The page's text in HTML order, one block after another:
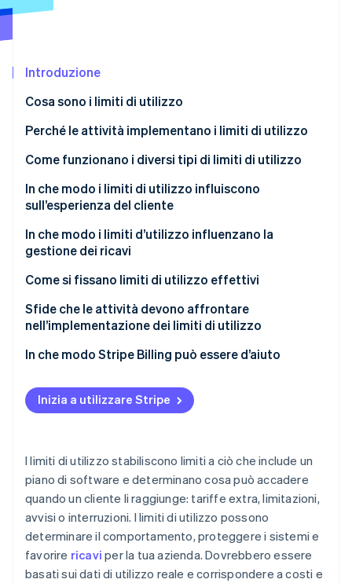
Scopri cosa ti aspetta
Atlas
Climate
Rimozione del carbonio
Verifica online dell'identità
Stripe Sessions 2026
Guarda ora
Introduzione
Cosa sono i limiti di utilizzo
Perché le attività implementano i limiti di utilizzo
Mantenere stabili i sistemi
Mantenere intatti i margini
Incoraggiare gli upgrade
Abbinare il prezzo al valore
Collocare barriere per impedire gli abusi
Come funzionano i diversi tipi di limiti di utilizzo
In che modo i limiti di utilizzo influiscono
sull’esperienza del cliente
In che modo i limiti d’utilizzo influenzano la
gestione dei ricavi
Come si fissano limiti di utilizzo effettivi
Inizia con i dati
Limita la metrica che determina il costo o il valore
Tenere i clienti sotto controllo
Tratta i limiti come un sistema dinamico
Sfide che le attività devono affrontare
nell’implementazione dei limiti di utilizzo
Calibrazione del limite
Costruire l’infrastruttura
Gestire l’esperienza
In che modo Stripe Billing può essere d’aiuto
Inizia a utilizzare Stripe
I limiti di utilizzo stabiliscono limiti a ciò che include un
piano di software e determinano cosa può accadere
quando un cliente li raggiunge: tariffe extra, limitazioni,
avvisi o interruzioni. I limiti di utilizzo possono
determinare il comportamento, proteggere i sistemi e
favorire ricavi per la tua azienda. Dovrebbero essere
basati sui dati di utilizzo reale e corrispondere a costi e